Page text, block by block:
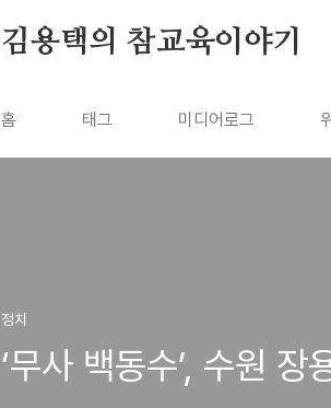
김용택의 참교육이야기
홈 태그 미디어로그
정치
‘무사 백동수’, 수원